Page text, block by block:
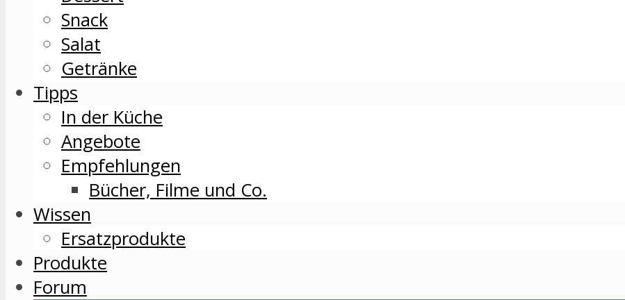
Snack
Salat
Getränke
Tipps
In der Küche
Angebote
Empfehlungen
Bücher, Filme und Co.
Wissen
Ersatzprodukte
Produkte
Forum